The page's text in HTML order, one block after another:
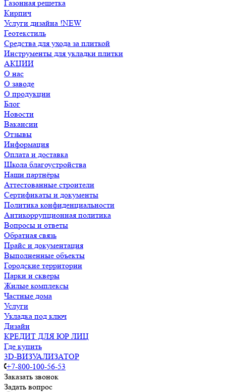
Газонная решетка
Кирпич
Услуги дизайна !NEW
Геотекстиль
Средства для ухода за плиткой
Инструменты для укладки плитки
АКЦИИ
О нас
О заводе
О продукции
Блог
Новости
Вакансии
Отзывы
Информация
Оплата и доставка
Школа благоустройства
Наши партнёры
Аттестованные строители
Сертификаты и документы
Политика конфиденциальности
Антикоррупционная политика
Вопросы и ответы
Обратная связь
Прайс и документация
Выполненные объекты
Городские территории
Парки и скверы
Жилые комплексы
Частные дома
Услуги
Укладка под ключ
Дизайн
КРЕДИТ ДЛЯ ЮР ЛИЦ
Где купить
3D-ВИЗУАЛИЗАТОР
+7-800-100-56-53
Заказать звонок
Задать вопрос